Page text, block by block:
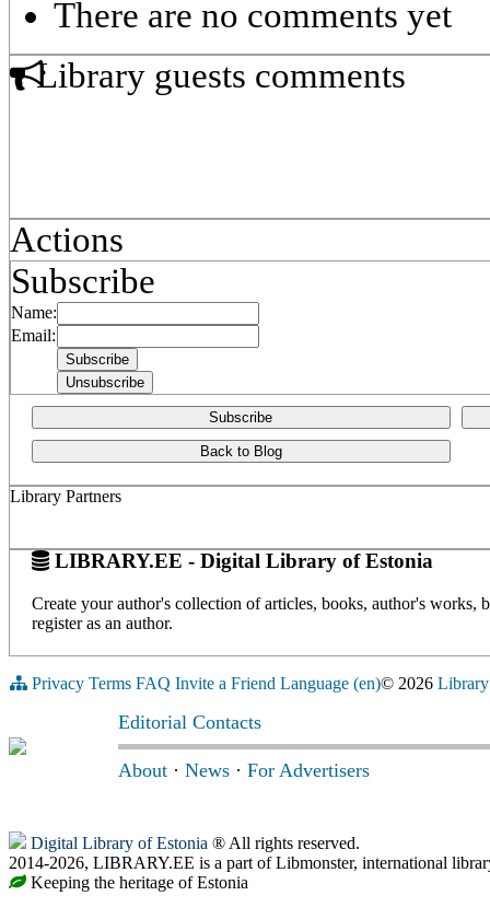
There are no comments yet
Library guests comments
Actions
Subscribe
Name:
Email:
Subscribe
Back to Blog
Library Partners
LIBRARY.EE - Digital Library of Estonia
Create your author's collection of articles, books, author's
register as an author.
Privacy Terms FAQ Invite a Friend Language (en)© 2026
Editorial Contacts
About · News · For Advertisers
Digital Library of Estonia ® All rights reserved.
2014-2026, LIBRARY.EE is a part of Libmonster, international
Keeping the heritage of Estonia